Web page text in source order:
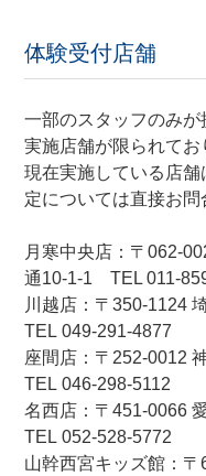
体験受付店舗
一部のスタッフのみが
実施店舗が限られてお
現在実施している店
定については直接お問
月寒中央店：〒062-
通10-1-1 TEL 011-
川越店：〒350-1124
TEL 049-291-4877
座間店：〒252-0012
TEL 046-298-5112
名西店：〒451-0066
TEL 052-528-5772
山幹西宮キッズ館：